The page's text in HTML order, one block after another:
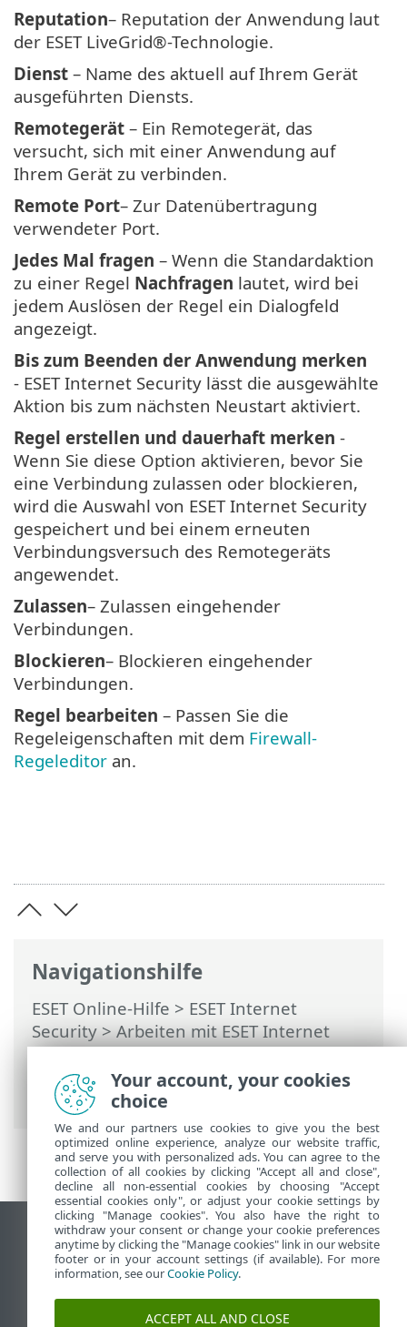
Navigationshilfe
ESET Online-Hilfe > ESET Internet
Security>Arbeiten mit ESET Internet
Security>Einstellungen>Netzwerk-
Schutz> Dialogfenster – Netzwerkschutz
> Ausgehende Verbindungen
Reputation– Reputation der Anwendung laut
der ESET LiveGrid®-Technologie.
Dienst – Name des aktuell auf Ihrem Gerät
ausgeführten Diensts.
Remotegerät – Ein Remotegerät, das
versucht, sich mit einer Anwendung auf
Ihrem Gerät zu verbinden.
Remote Port– Zur Datenübertragung
verwendeter Port.
Jedes Mal fragen – Wenn die Standardaktion
zu einer Regel Nachfragen lautet, wird bei
jedem Auslösen der Regel ein Dialogfeld
angezeigt.
Bis zum Beenden der Anwendung merken
- ESET Internet Security lässt die ausgewählte
Aktion bis zum nächsten Neustart aktiviert.
Regel erstellen und dauerhaft merken -
Wenn Sie diese Option aktivieren, bevor Sie
eine Verbindung zulassen oder blockieren,
wird die Auswahl von ESET Internet Security
gespeichert und bei einem erneuten
Verbindungsversuch des Remotegeräts
angewendet.
Zulassen– Zulassen eingehender
Verbindungen.
Blockieren– Blockieren eingehender
Verbindungen.
Regel bearbeiten – Passen Sie die
Regeleigenschaften mit dem Firewall-
Regeleditor an.
Desktop-Site anzeigen
End of Life
ESET Knowledgebase
ESET-Forum
Your account, your cookies
choice
We and our partners use cookies to give you the best
optimized online experience, analyze our website traffic,
and serve you with personalized ads. You can agree to the
collection of all cookies by clicking "Accept all and close",
decline all non-essential cookies by choosing "Accept
essential cookies only", or adjust your cookie settings by
clicking "Manage cookies". You also have the right to
withdraw your consent or change your cookie preferences
anytime by clicking the "Manage cookies" link in our website
footer or in your account settings (if available). For more
information, see ourCookie Policy.
ACCEPT ALL AND CLOSE